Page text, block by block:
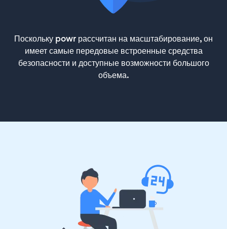
Поскольку powr рассчитан на масштабирование, он
имеет самые передовые встроенные средства
безопасности и доступные возможности большого
объема.